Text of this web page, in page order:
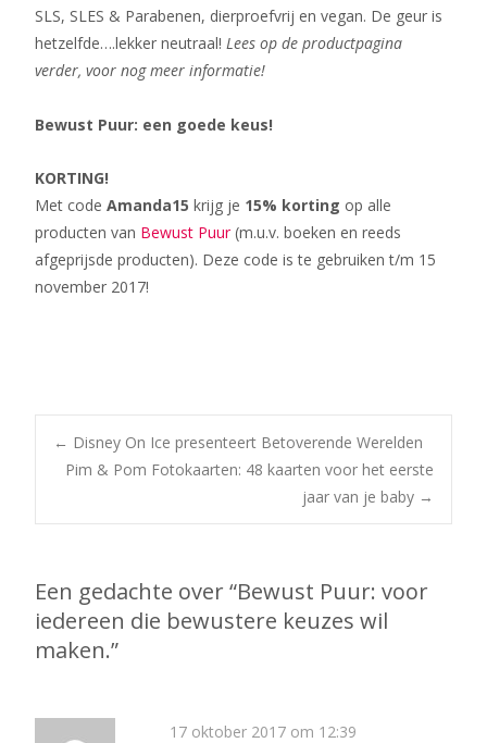
SLS, SLES & Parabenen, dierproefvrij en vegan. De geur is
hetzelfde….lekker neutraal! Lees op de productpagina
verder, voor nog meer informatie!
Bewust Puur: een goede keus!
KORTING!
Met code Amanda15 krijg je 15% korting op alle
producten van Bewust Puur(m.u.v. boeken en reeds
afgeprijsde producten). Deze code is te gebruiken t/m 15
november 2017!
Bericht
navigatie
← Disney On Ice presenteert Betoverende Werelden
Pim & Pom Fotokaarten: 48 kaarten voor het eerste
jaar van je baby →
Een gedachte over “Bewust Puur: voor
iedereen die bewustere keuzes wil
maken.”
17 oktober 2017 om 12:39